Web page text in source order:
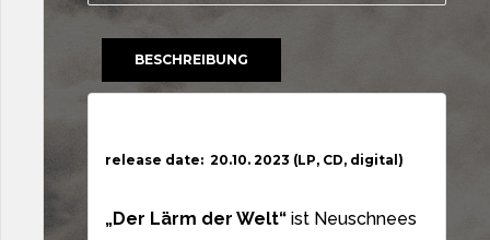
BESCHREIBUNG
release date: 20.10. 2023 (LP, CD, digital)
„Der Lärm der Welt“ ist Neuschnees